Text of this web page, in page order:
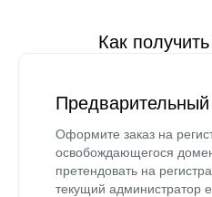
Как
Предварительный
Оформите заказ на
освобождающегося
претендовать на
текущий администратор